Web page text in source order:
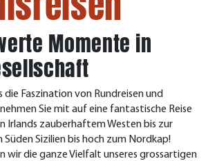
Momente in
die Faszination von Rundreisen und
Sie mit auf eine fantastische Reise
Irlands zauberhaftem Westen bis zur
Sizilien bis hoch zum Nordkap!
wir die ganze Vielfalt unseres grossartigen